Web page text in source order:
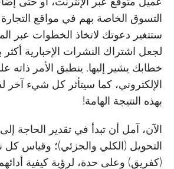
التسوق الخاصة بهم في مواقع التجارة
ستتغير دعوتك لاتخاذ الخطوات عبر
لجعل اشتراك النشرات الإخبارية
خطابك يشير إليها. ينطبق الأمر ذاته
الإلكتروني، كما سيتأثر كل شيء آخر
بهذه النتيجة الهامة!
الآن، آمل أن تبدأ في تقدير الحاجة
التحويل (الكلي والجزئي)؛ وقياس
(كفريق) وعلى حدة، لرؤية كيفية